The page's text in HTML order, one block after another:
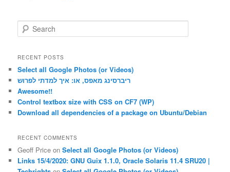
e
r
h
RECENT POSTS
Select all Google Photos (or Videos)
ריברסינג מאפס, או: איך למדתי לפרוש
Awesome!!
Control textbox size with CSS on CF7 (WP)
Download all dependencies of a package on Ubuntu/Debian
RECENT COMMENTS
Geoff Price onSelect all Google Photos (or Videos)
Links 15/4/2020: GNU Guix 1.1.0, Oracle Solaris 11.4 SRU20 |